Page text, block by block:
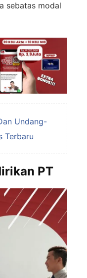
sebatas modal
Undang-
Terbaru
PT